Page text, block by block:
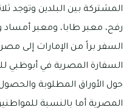
المشتركة بين البلدين وتوجد
رفح، معبر طابا، ومعبر أمساد
السفر براً من الإمارات إلى
السفارة المصرية في أبوظبي
حول الأوراق المطلوبة
المصرية أما بالنسبة